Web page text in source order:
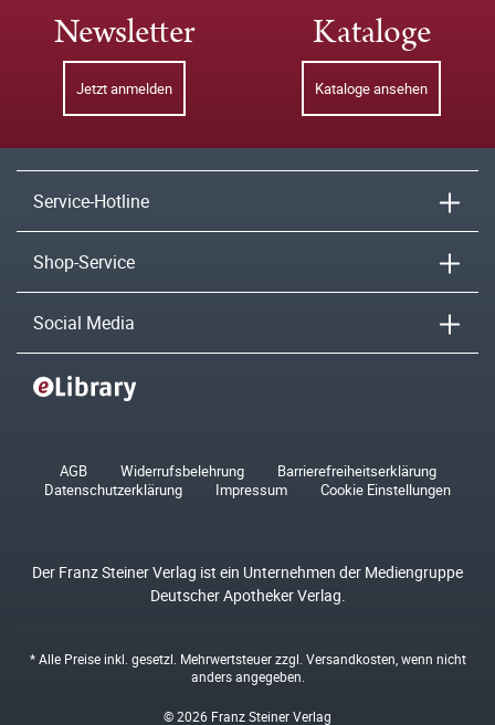
Newsletter
Jetzt anmelden
Kataloge
Kataloge ansehen
Service-Hotline
Shop-Service
Social Media
AGB Widerrufsbelehrung
Barrierefreiheitserklärung
Datenschutzerklärung
Impressum Cookie Einstellungen
Der Franz Steiner Verlag ist ein Unternehmen der Mediengruppe
Deutscher Apotheker Verlag.
* Alle Preise inkl. gesetzl. Mehrwertsteuer zzgl. Versandkosten , wenn nicht
anders angegeben.
© 2026 Franz Steiner Verlag